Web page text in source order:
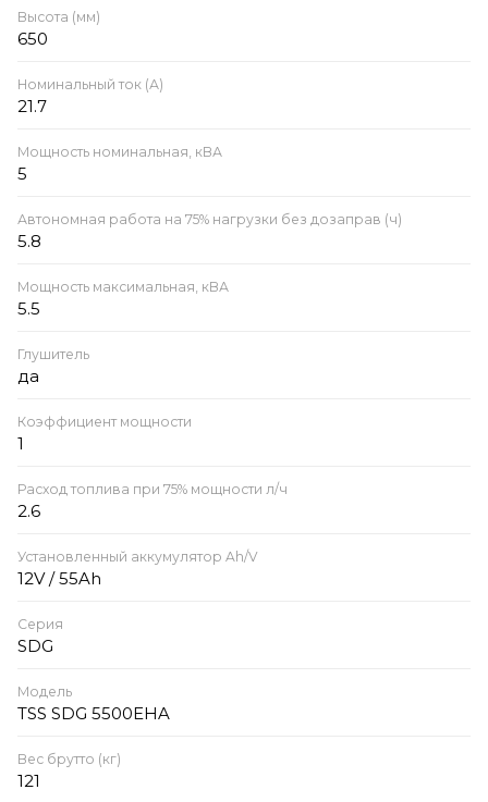
Высота (мм)
650
Номинальный ток (А)
21.7
Мощность номинальная, кВА
5
Автономная работа на 75% нагрузки без дозаправ (ч)
5.8
Мощность максимальная, кВА
5.5
Глушитель
да
Коэффициент мощности
1
Расход топлива при 75% мощности л/ч
2.6
Установленный аккумулятор Ah/V
12V / 55Ah
Серия
SDG
Модель
TSS SDG 5500EHA
Вес брутто (кг)
121